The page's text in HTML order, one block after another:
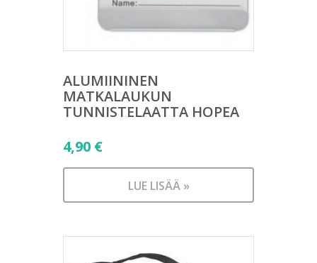
ALUMIININEN
MATKALAUKUN
TUNNISTELAATTA HOPEA
4,90 €
LUE LISÄÄ »